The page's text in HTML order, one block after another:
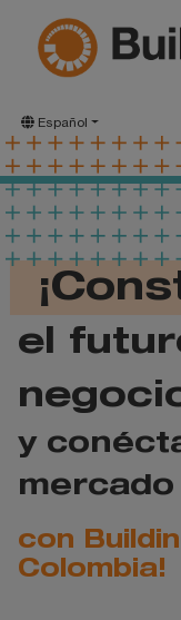
Español
el
y
mercado
con
Colombia!